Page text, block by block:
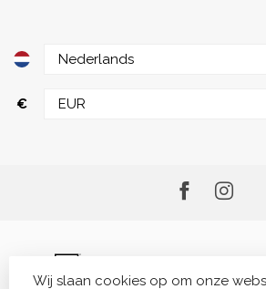
€
Wij slaan cookies op om onze